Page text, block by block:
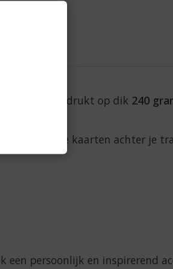
, gedrukt op dik 240
. Plaats de kaarten achter je
persoonlijk en inspirerend